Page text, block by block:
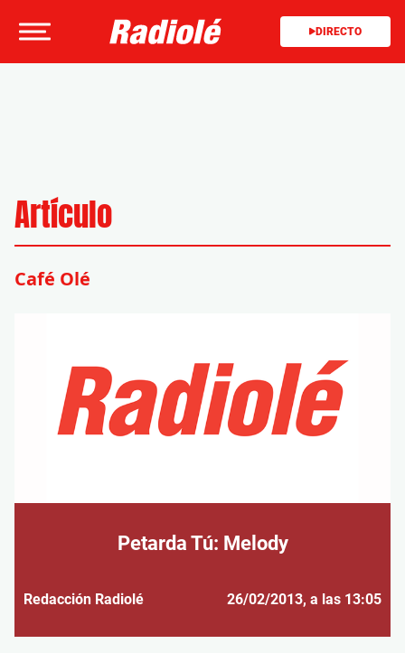
DIRECTO
Artículo
Café Olé
Petarda Tú: Melody
Redacción Radiolé 26/02/2013, a las 13:05